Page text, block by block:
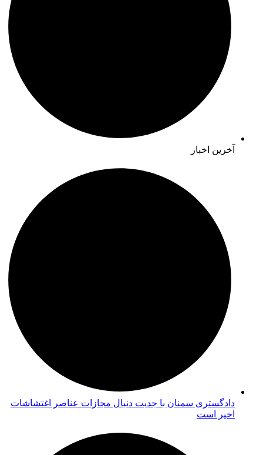
آخرین اخبار
دادگستری سمنان با جدیت دنبال مجازات عناصر اغتشاشات
اخیر است